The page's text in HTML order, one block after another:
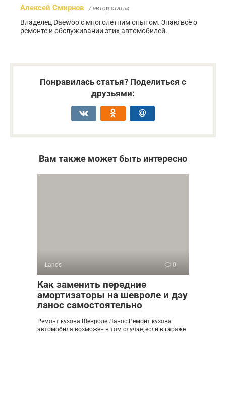
Алексей Смирнов / автор статьи
Владелец Daewoo с многолетним опытом. Знаю всё о
ремонте и обслуживании этих автомобилей.
Понравилась статья? Поделиться с
друзьями:
Вам также может быть интересно
Lanos 0
Как заменить передние
амортизаторы на шевроле и дэу
ланос самостоятельно
Ремонт кузова Шевроле Ланос Ремонт кузова
автомобиля возможен в том случае, если в гараже